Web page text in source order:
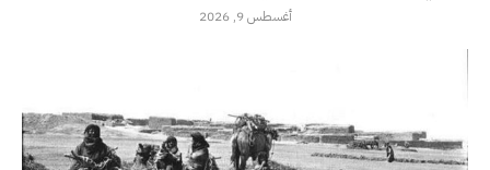
أغسطس 9, 2026